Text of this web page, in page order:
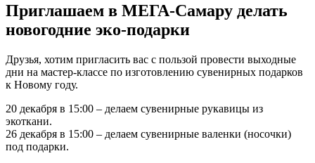
Приглашаем в МЕГА-Самару делать
новогодние эко-подарки
Друзья, хотим пригласить вас с пользой провести выходные
дни на мастер-классе по изготовлению сувенирных подарков
к Новому году.
20 декабря в 15:00 – делаем сувенирные рукавицы из
экоткани.
26 декабря в 15:00 – делаем сувенирные валенки (носочки)
под подарки.